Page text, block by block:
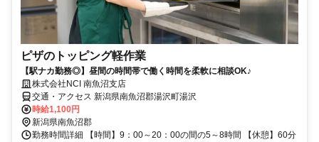
ピザのトッピング軽作業
【駅ナカ勤務◎】昼間の時間帯で働く時間を柔軟に相談OK♪
株式会社NCI 南魚沼支店
交通・アクセス 新潟県南魚沼郡湯沢町湯沢
時給1,100円
新潟県南魚沼郡
勤務時間詳細 【時間】9：00～20：00の間の5～8時間 【休憩】60分